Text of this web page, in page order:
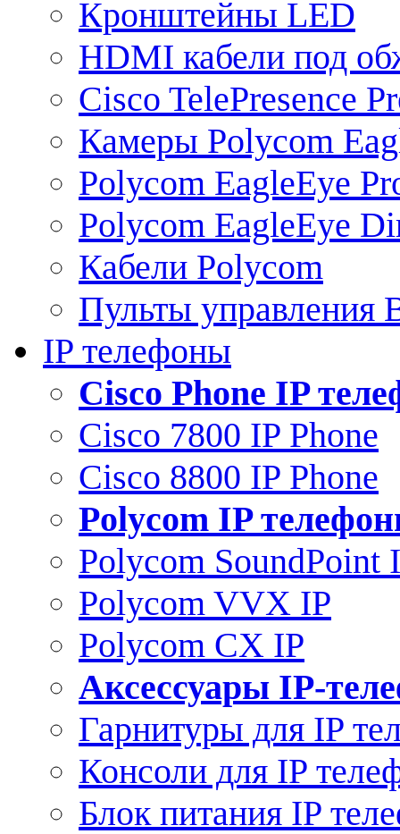
Кронштейны LED
HDMI кабели под
Cisco TelePresence
Камеры Polycom
Polycom EagleEye
Polycom EagleEye
Кабели Polycom
Пульты управления
IP телефоны
Сisco Phone IP
Cisco 7800 IP Phone
Cisco 8800 IP Phone
Polycom IP
Polycom SoundPoint
Polycom VVX IP
Polycom CX IP
Аксессуары IP-
Гарнитуры для IP
Консоли для IP
Блок питания IP